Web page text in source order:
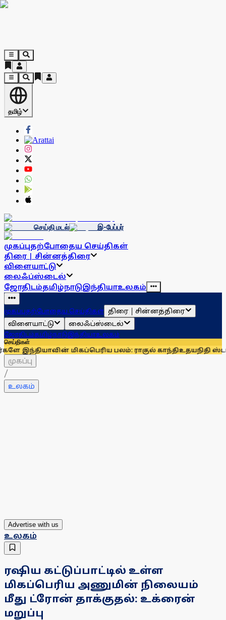
தமிழ்
செய்தி மடல் இ-பேப்பர்
முகப்புதற்போதைய செய்திகள்
திரை | சின்னத்திரை
விளையாட்டு
லைஃப்ஸ்டைல்
ஜோதிடம்தமிழ்நாடுஇந்தியாஉலகம்
முகப்புதற்போதைய செய்திகள் திரை | சின்னத்திரை
விளையாட்டு
லைஃப்ஸ்டைல்
ஜோதிடம்தமிழ்நாடுஇந்தியாஉலகம்
செய்திகள்
மிகப்பெரிய பலம்: ராகுல் காந்திஉதயநிதி ஸ்டாலினைச்
முகப்பு
/
உலகம்
Advertise with us
உலகம்
ரஷிய கட்டுப்பாட்டில் உள்ள
மிகப்பெரிய அணுமின் நிலையம்
மீது ட்ரோன் தாக்குதல்: உக்ரைன்
மறுப்பு